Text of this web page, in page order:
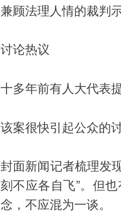
兼顾法理人情的裁判示
讨论热议
十多年前有人大代表
该案很快引起公众的讨
封面新闻记者梳理发
刻不应各自飞”。但
念，不应混为一谈。